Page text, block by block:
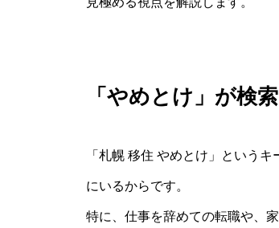
「やめとけ」が検
「札幌 移住 やめとけ」という
にいるからです。
特に、仕事を辞めての転職や、